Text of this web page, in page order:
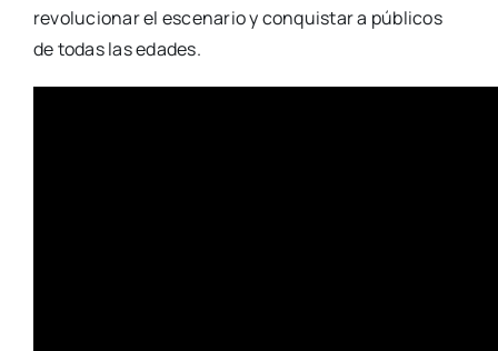
revolucionar el escenario y conquistar a públicos
de todas las edades.